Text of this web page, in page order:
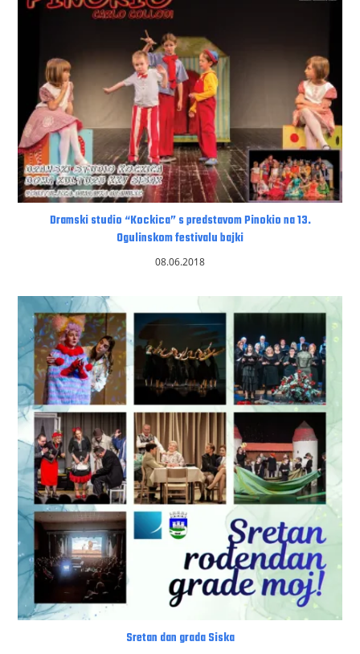
Dramski studio “Kockica” s predstavom Pinokio na 13.
Ogulinskom festivalu bajki
08.06.2018
Sretan dan grada Siska